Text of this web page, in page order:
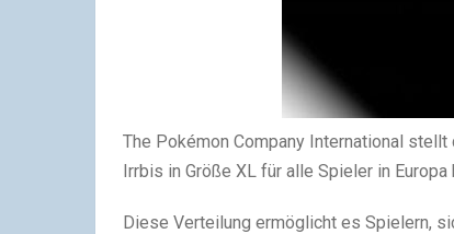
The Pokémon Company International
Irrbis in Größe XL für alle Spieler in Europa
Diese Verteilung ermöglicht es Spielern,